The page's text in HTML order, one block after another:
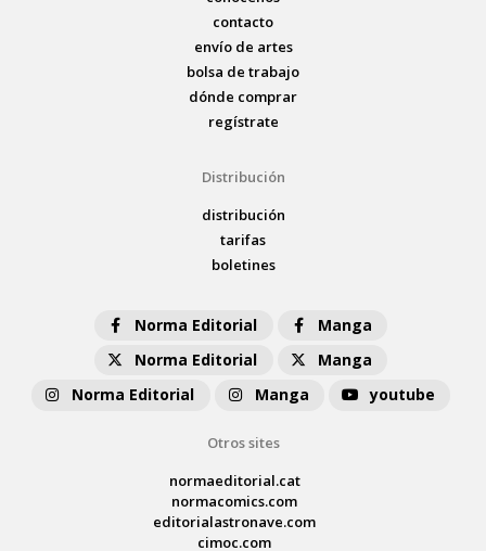
contacto
envío de artes
bolsa de trabajo
dónde comprar
regístrate
Distribución
distribución
tarifas
boletines
Norma Editorial
Manga
Norma Editorial
Manga
Norma Editorial
Manga youtube
Otros sites
normaeditorial.cat
normacomics.com
editorialastronave.com
cimoc.com